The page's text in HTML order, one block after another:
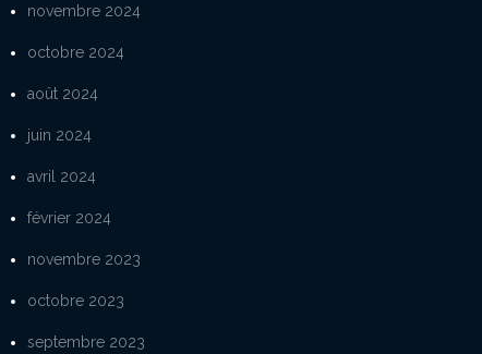
novembre 2024
octobre 2024
août 2024
juin 2024
avril 2024
février 2024
novembre 2023
octobre 2023
septembre 2023